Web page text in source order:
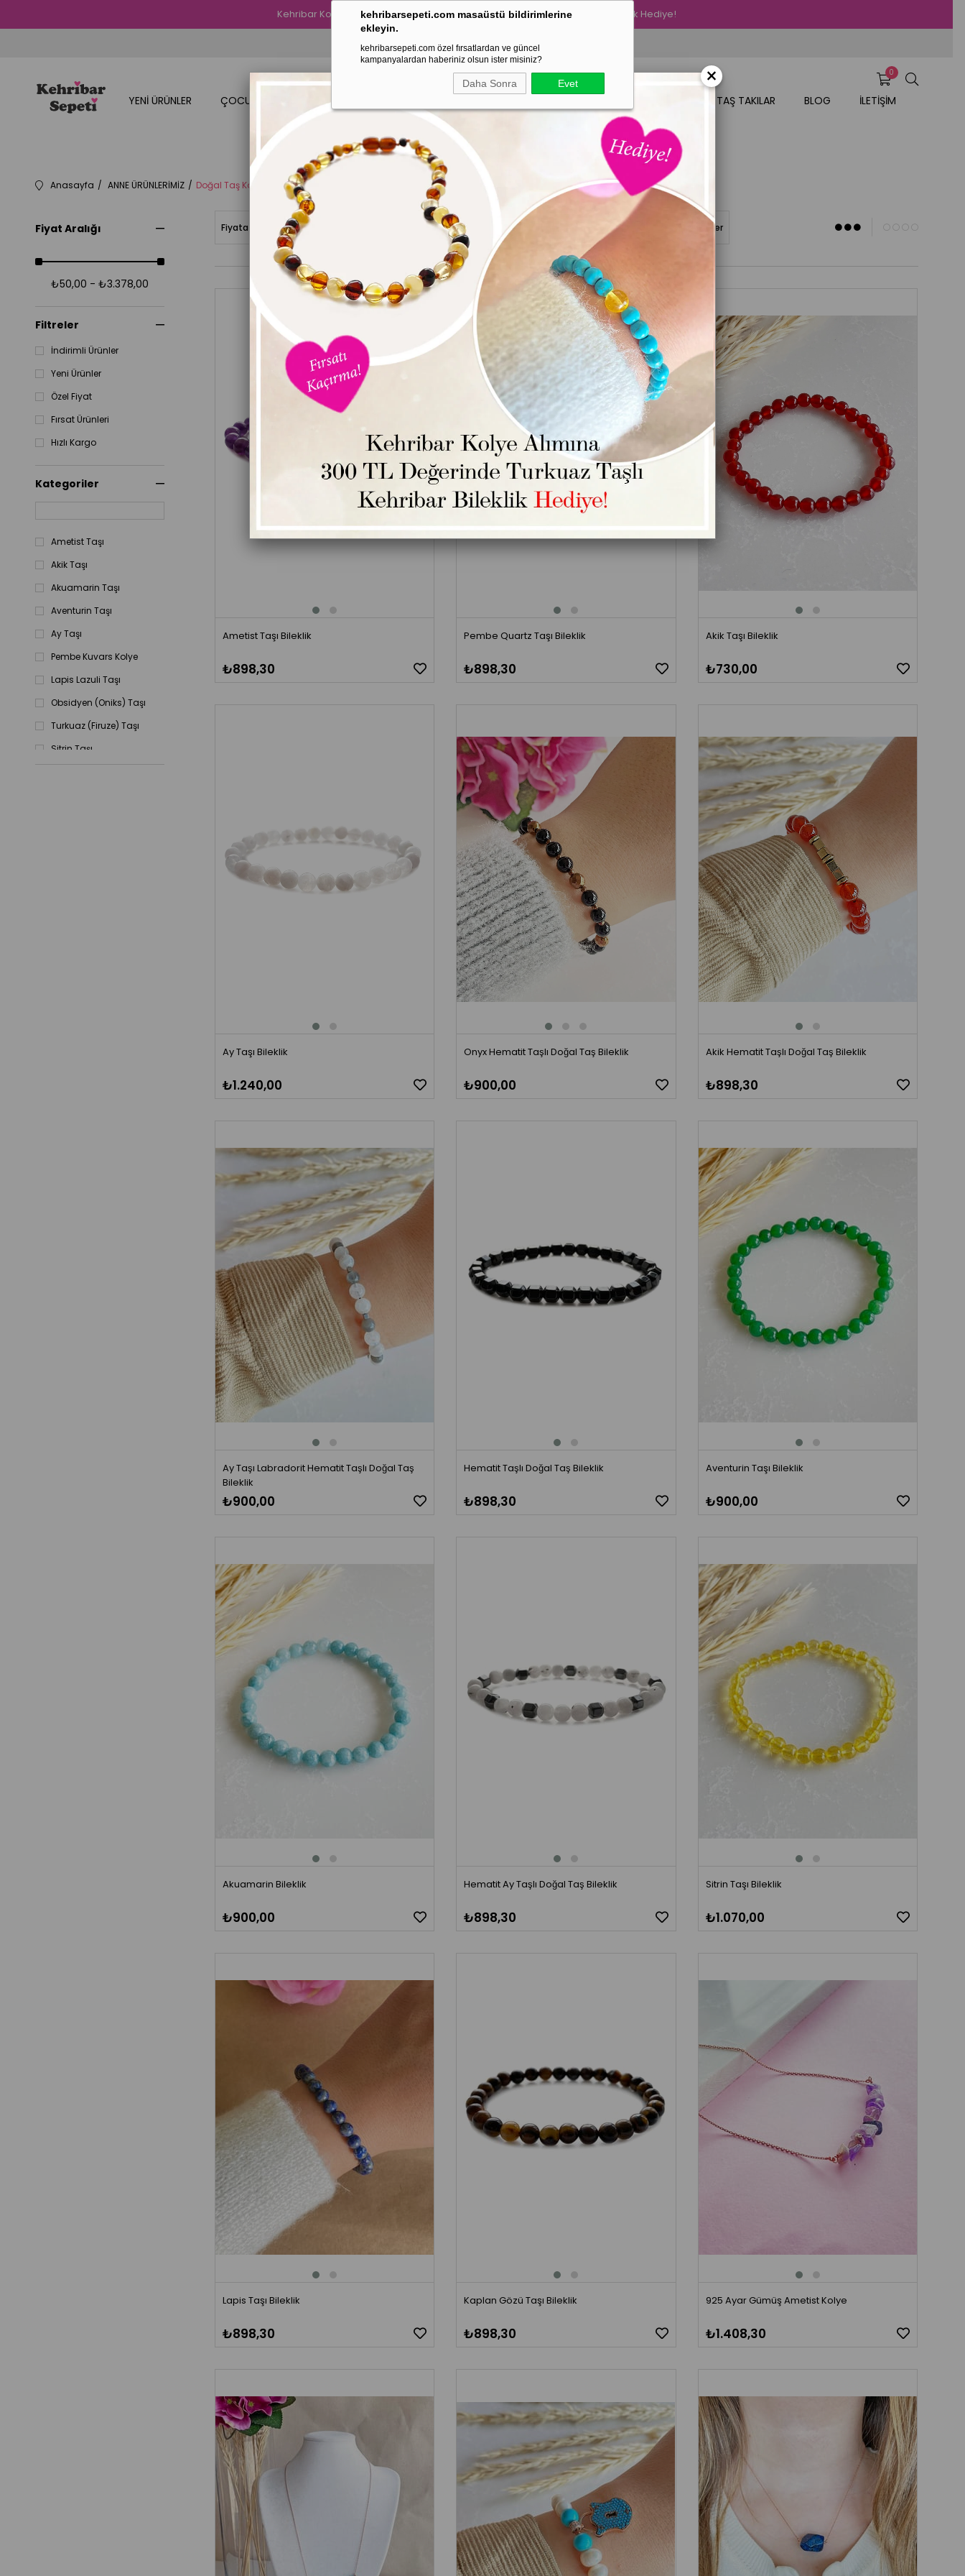
kehribarsepeti.com masaüstü bildirimlerine
ekleyin.
kehribarsepeti.com özel fırsatlardan ve güncel
kampanyalardan haberiniz olsun ister misiniz?
Daha Sonra Evet
Kehribar Kolye Alımına 300 TL Değerinde Turkuaz Taşlı Kehribar Yetişkin Bileklik Hediye!
0
YENİ ÜRÜNLER ÇOCUK ÜRÜNLERİMİZ DOĞAL TAŞ TAKILAR BLOG İLETİŞİM
Anasayfa ANNE ÜRÜNLERİMİZ Doğal Taş Kolye ve Bileklik
Fiyat Aralığı
₺50,00 - ₺3.378,00
Filtreler
İndirimli Ürünler
Yeni Ürünler
Özel Fiyat
Fırsat Ürünleri
Hızlı Kargo
Kategoriler
Ametist Taşı
Akik Taşı
Akuamarin Taşı
Aventurin Taşı
Ay Taşı
Pembe Kuvars Kolye
Lapis Lazuli Taşı
Obsidyen (Oniks) Taşı
Turkuaz (Firuze) Taşı
Sitrin Taşı
Fiyata Göre (Artan) Ürün Adına Göre (A>Z) Ürün Adına Göre (Z<A) Stoktakiler
Ametist Taşı Bileklik
₺898,30
Pembe Quartz Taşı Bileklik
₺898,30
Akik Taşı Bileklik
₺730,00
Ay Taşı Bileklik
₺1.240,00
Onyx Hematit Taşlı Doğal Taş Bileklik
₺900,00
Akik Hematit Taşlı Doğal Taş Bileklik
₺898,30
Ay Taşı Labradorit Hematit Taşlı Doğal Taş
Bileklik
₺900,00
Hematit Taşlı Doğal Taş Bileklik
₺898,30
Aventurin Taşı Bileklik
₺900,00
Akuamarin Bileklik
₺900,00
Hematit Ay Taşlı Doğal Taş Bileklik
₺898,30
Sitrin Taşı Bileklik
₺1.070,00
Lapis Taşı Bileklik
₺898,30
Kaplan Gözü Taşı Bileklik
₺898,30
925 Ayar Gümüş Ametist Kolye
₺1.408,30
×